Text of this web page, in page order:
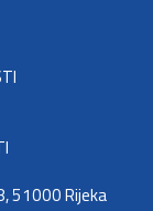
51000 Rijeka